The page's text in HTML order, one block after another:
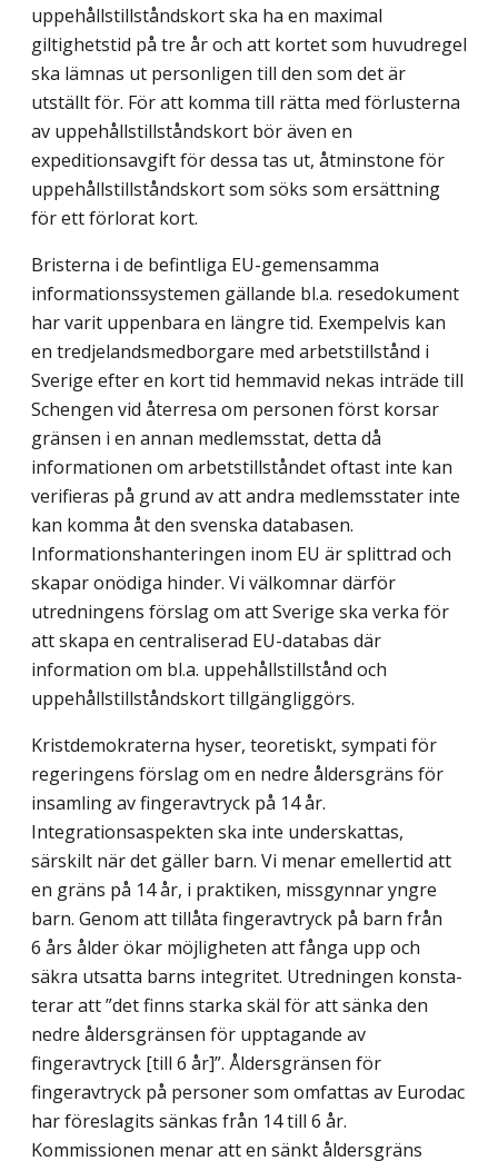
uppehållstillståndskort ska ha en maximal
giltighetstid på tre år och att kortet som huvudregel
ska lämnas ut personligen till den som det är
utställt för. För att komma till rätta med förlusterna
av uppehållstillståndskort bör även en
expeditionsavgift för dessa tas ut, åtminstone för
uppehållstillståndskort som söks som ersättning
för ett förlorat kort.
Bristerna i de befintliga EU-gemensamma
informationssystemen gällande bl.a. rese­dokument
har varit uppenbara en längre tid. Exempelvis kan
en tredjelandsmedborgare med arbetstillstånd i
Sverige efter en kort tid hemmavid nekas inträde till
Schengen vid återresa om personen först korsar
gränsen i en annan medlemsstat, detta då
informatio­nen om arbetstillståndet oftast inte kan
verifieras på grund av att andra medlemsstater inte
kan komma åt den svenska databasen.
Informationshanteringen inom EU är splitt­rad och
skapar onödiga hinder. Vi välkomnar därför
utredningens förslag om att Sverige ska verka för
att skapa en centraliserad EU-databas där
information om bl.a. uppehålls­tillstånd och
uppehållstillståndskort tillgängliggörs.
Kristdemokraterna hyser, teoretiskt, sympati för
regeringens förslag om en nedre åldersgräns för
insamling av fingeravtryck på 14 år.
Integrationsaspekten ska inte under­skattas,
särskilt när det gäller barn. Vi menar emellertid att
en gräns på 14 år, i prakti­ken, missgynnar yngre
barn. Genom att tillåta fingeravtryck på barn från
6 års ålder ökar möjligheten att fånga upp och
säkra utsatta barns integritet. Utredningen konsta­
terar att ”det finns starka skäl för att sänka den
nedre åldersgränsen för upptagande av
fingeravtryck [till 6 år]”. Åldersgränsen för
fingeravtryck på personer som omfattas av Eurodac
har föreslagits sänkas från 14 till 6 år.
Kommissionen menar att en sänkt ålders­gräns